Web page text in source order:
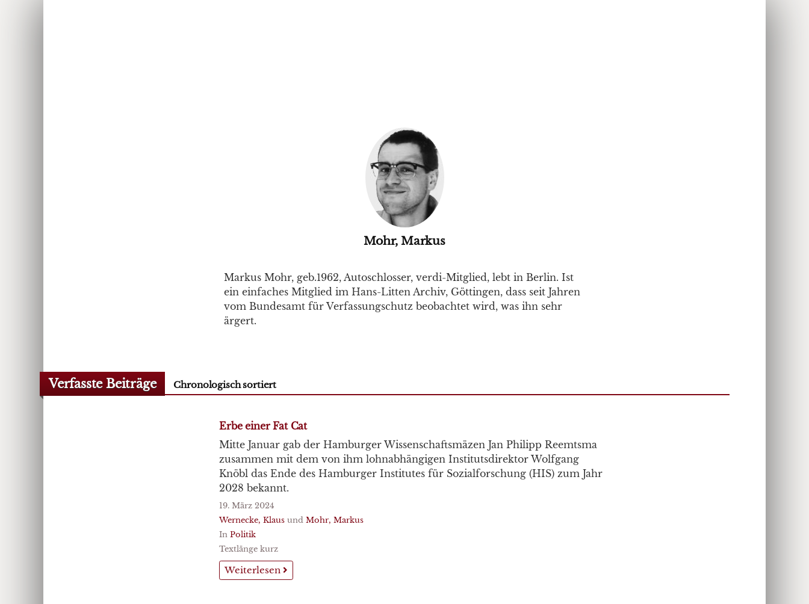
Mohr, Markus
Markus Mohr, geb.1962, Autoschlosser, verdi-Mitglied, lebt in Berlin. Ist
ein einfaches Mitglied im Hans-Litten Archiv, Göttingen, dass seit Jahren
vom Bundesamt für Verfassungschutz beobachtet wird, was ihn sehr
ärgert.
Verfasste Beiträge Chronologisch sortiert
Erbe einer Fat Cat
Mitte Januar gab der Hamburger Wissenschaftsmäzen Jan Philipp Reemtsma
zusammen mit dem von ihm lohnabhängigen Institutsdirektor Wolfgang
Knöbl das Ende des Hamburger Institutes für Sozialforschung (HIS) zum Jahr
2028 bekannt.
19. März 2024
Wernecke, Klaus und Mohr, Markus
In Politik
Textlänge kurz
Weiterlesen